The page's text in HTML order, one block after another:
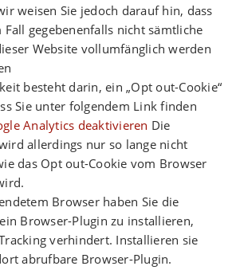
weisen Sie jedoch darauf hin, dass
Fall gegebenenfalls nicht sämtliche
Website vollumfänglich werden
besteht darin, ein „Opt out-Cookie“
Sie unter folgendem Link finden
Analytics deaktivieren Die
allerdings nur so lange nicht
das Opt out-Cookie vom Browser
Browser haben Sie die
Browser-Plugin zu installieren,
verhindert. Installieren sie
abrufbare Browser-Plugin.